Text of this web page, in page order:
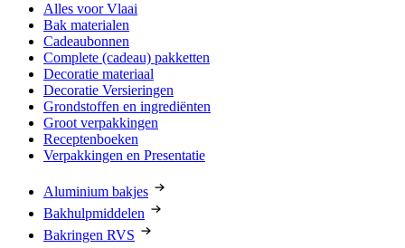
Alles voor Vlaai
Bak materialen
Cadeaubonnen
Complete (cadeau) pakketten
Decoratie materiaal
Decoratie Versieringen
Grondstoffen en ingrediënten
Groot verpakkingen
Receptenboeken
Verpakkingen en Presentatie
Aluminium bakjes
Bakhulpmiddelen
Bakringen RVS